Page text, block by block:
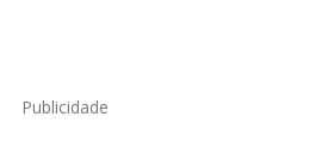
Publicidade